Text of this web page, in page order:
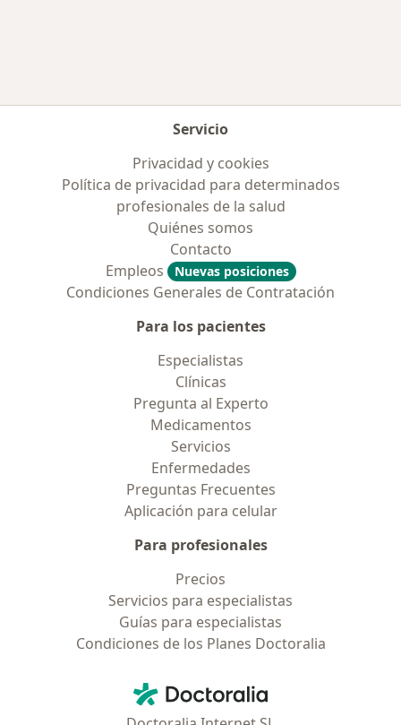
Servicio
Privacidad y cookies
Política de privacidad para determinados
profesionales de la salud
Quiénes somos
Contacto
Empleos
Nuevas posiciones
Condiciones Generales de Contratación
Para los pacientes
Especialistas
Clínicas
Pregunta al Experto
Medicamentos
Servicios
Enfermedades
Preguntas Frecuentes
Aplicación para celular
Para profesionales
Precios
Servicios para especialistas
Guías para especialistas
Condiciones de los Planes Doctoralia
Doctoralia - Página de inicio